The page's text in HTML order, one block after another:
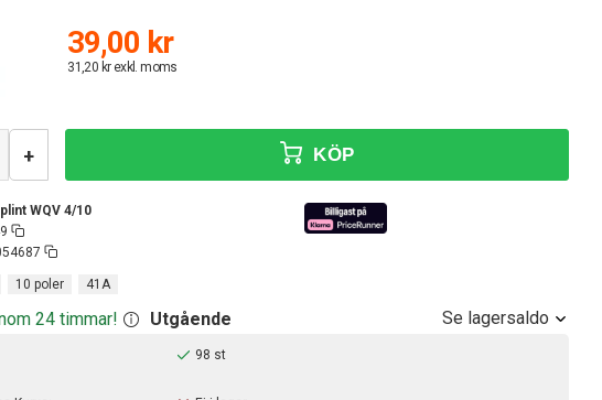
39,00 kr
31,20 kr exkl. moms
WQV 4/10
+ KÖP
10 poler 41A
24 timmar! Utgående Se lagersaldo
98 st